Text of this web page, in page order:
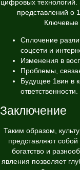
цифровых технологий.
представлений о
Ключевые
Сплочение
соцсети и
Изменения в
Проблемы,
Будущее 1вин в
ответственности.
Заключение
Таким образом,
представляют
богатство и
явления позволяет